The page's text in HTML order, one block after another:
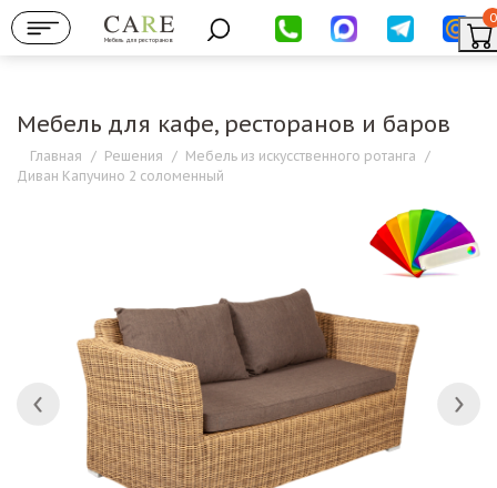
Мебель для ресторанов
0
Мебель для кафе, ресторанов и баров
Главная / Решения / Мебель из искусственного ротанга /
Диван Капучино 2 соломенный